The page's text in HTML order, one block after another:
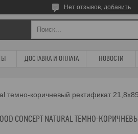
Нет отзывов, добавить
ДОСТАВКА И ОПЛАТА НОВОСТИ
темно-коричневый ректификат
CONCEPT NATURAL ТЕМНО-